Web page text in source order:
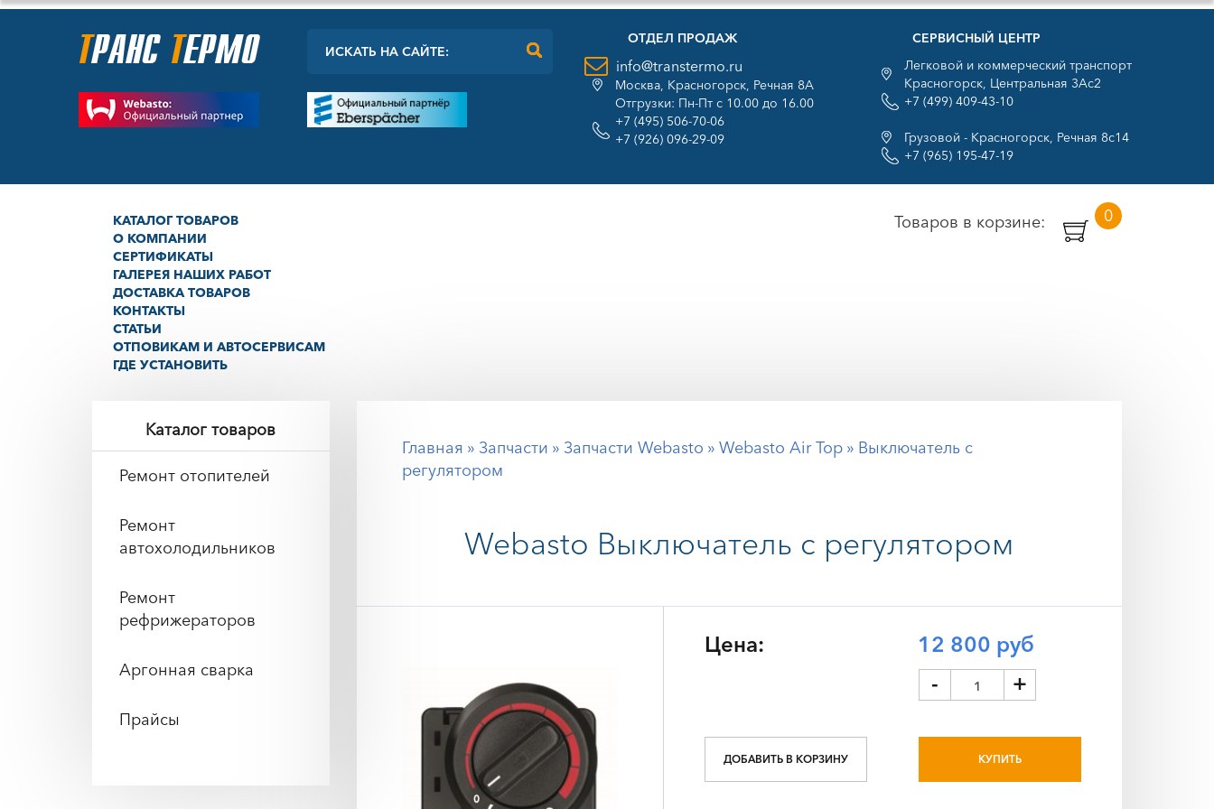
ОТДЕЛ ПРОДАЖ
info@transtermo.ru
Москва, Красногорск, Речная 8А
Отгрузки: Пн-Пт с 10.00 до 16.00
+7 (495) 506-70-06
+7 (926) 096-29-09
СЕРВИСНЫЙ ЦЕНТР
Легковой и коммерческий транспорт
Красногорск, Центральная 3Ас2
+7 (499) 409-43-10
Грузовой - Красногорск, Речная 8с14
+7 (965) 195-47-19
КАТАЛОГ ТОВАРОВ
О КОМПАНИИ
СЕРТИФИКАТЫ
ГАЛЕРЕЯ НАШИХ РАБОТ
ДОСТАВКА ТОВАРОВ
КОНТАКТЫ
СТАТЬИ
ОТПОВИКАМ И АВТОСЕРВИСАМ
ГДЕ УСТАНОВИТЬ
Товаров в корзине: 0
Главная » Запчасти » Запчасти Webasto » Webasto Air Top » Выключатель с
регулятором
Webasto Выключатель с регулятором
Цена:
12 800 руб
+
-
ДОБАВИТЬ В КОРЗИНУ КУПИТЬ
Каталог товаров
Ремонт отопителей
Ремонт
автохолодильников
Ремонт
рефрижераторов
Аргонная сварка
Прайсы